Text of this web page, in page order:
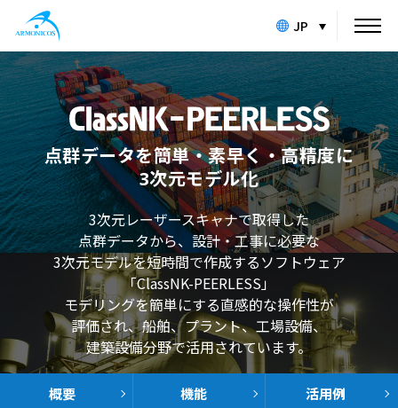
JP
点群データを簡単・素早く・高精度に
3次元モデル化
3次元レーザースキャナで取得した
点群データから、設計・工事に必要な
3次元モデルを短時間で作成するソフトウェア
「ClassNK-PEERLESS」
モデリングを簡単にする直感的な操作性が
評価され、船舶、プラント、工場設備、
建築設備分野で活用されています。
概要 機能 活用例